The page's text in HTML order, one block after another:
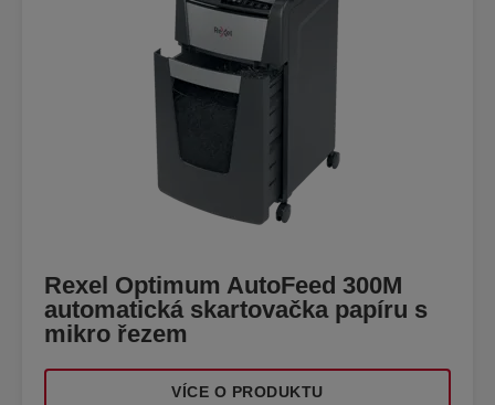
Rexel Optimum AutoFeed 300M
automatická skartovačka papíru s
mikro řezem
VÍCE O PRODUKTU